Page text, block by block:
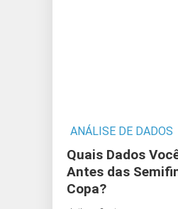
ANÁLISE DE DADOS
Quais Dados
Antes das
Copa?